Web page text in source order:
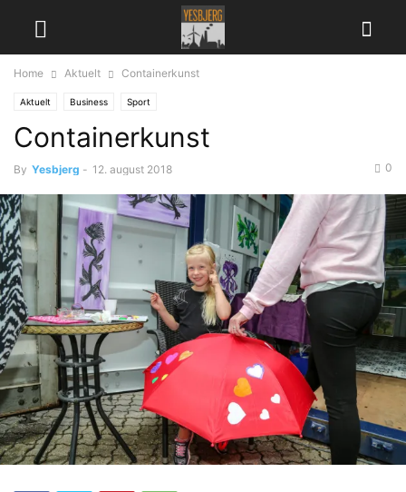
Home Aktuelt Containerkunst
Aktuelt Business Sport
Containerkunst
By Yesbjerg - 12. august 2018 0